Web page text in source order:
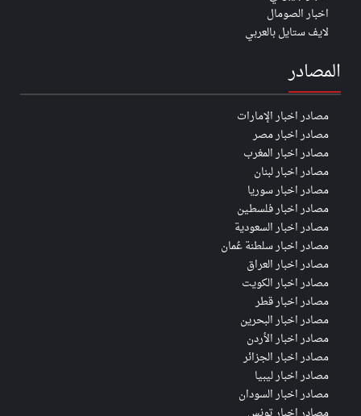
اخبار الصومال
لايف ستايل بالعربي
المصادر
مصادر اخبار الإمارات
مصادر اخبار مصر
مصادر اخبار المغرب
مصادر اخبار لبنان
مصادر اخبار سوريا
مصادر اخبار فلسطين
مصادر اخبار السعودية
مصادر اخبار سلطنة عُمان
مصادر اخبار العراق
مصادر اخبار الكويت
مصادر اخبار قطر
مصادر اخبار البحرين
مصادر اخبار الأردن
مصادر اخبار الجزائر
مصادر اخبار ليبيا
مصادر اخبار السودان